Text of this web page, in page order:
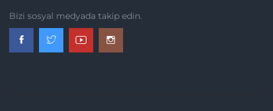
Bizi sosyal medyada takip edin.